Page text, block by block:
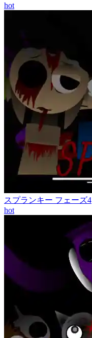
hot
スプランキー フェーズ4
hot